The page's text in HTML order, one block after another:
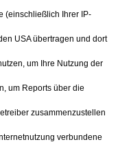
(einschließlich Ihrer IP-
USA übertragen und dort
um Ihre Nutzung der
um Reports über die
zusammenzustellen
verbundene